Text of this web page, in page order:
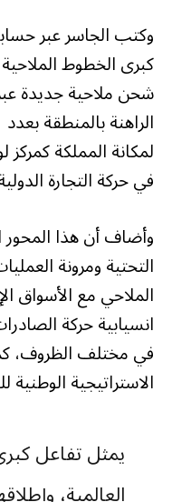
وكتب الجاسر عبر
كبرى الخطوط
شحن ملاحية جديدة
لمكانة المملكة
في حركة التجارة
وأضاف أن هذا المحور
التحتية ومرونة
الملاحي مع الأسواق
انسيابية حركة
في مختلف الظروف،
الاستراتيجية
يمثل تفاعل